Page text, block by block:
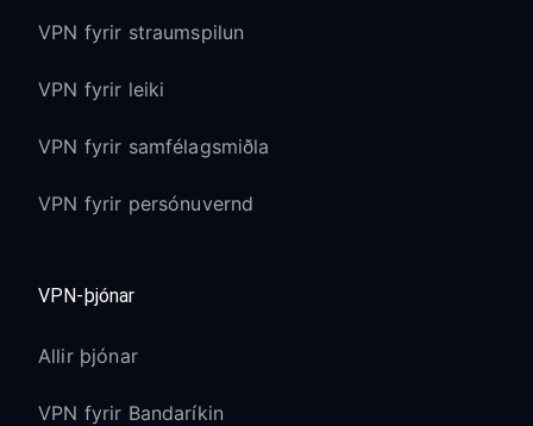
VPN fyrir straumspilun
VPN fyrir leiki
VPN fyrir samfélagsmiðla
VPN fyrir persónuvernd
VPN-þjónar
Allir þjónar
VPN fyrir Bandaríkin